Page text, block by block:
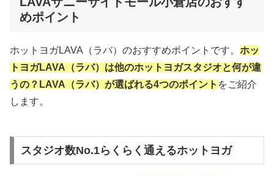
めポイント
ホットヨガLAVA（ラバ）のおすすめポイントです。 ホッ
トヨガLAVA（ラバ）は他のホットヨガスタジオと何が違
うの？LAVA（ラバ）が選ばれる4つのポイント をご紹介
します。
スタジオ数No.1らくらく通えるホットヨガ